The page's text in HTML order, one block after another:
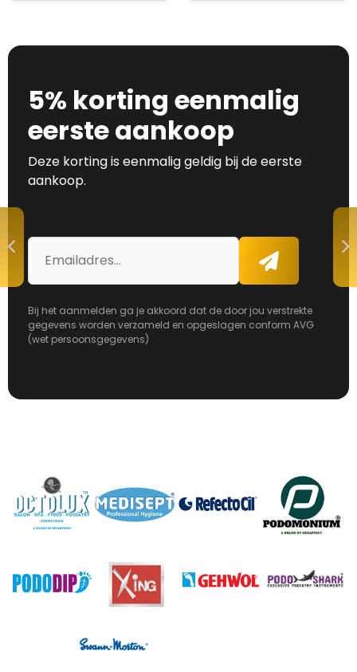
5% korting eenmalig
eerste aankoop
Deze korting is eenmalig geldig bij de eerste
aankoop.
E-
mailadres
Aanmelden
Bij het aanmelden ga je akkoord dat de door jou verstrekte
gegevens worden verzameld en opgeslagen conform AVG
(wet persoonsgegevens)